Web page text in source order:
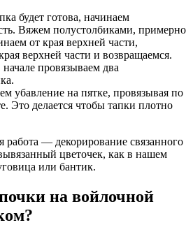
будет готова, начинаем
Вяжем полустолбиками, примерно
от края верхней части,
верхней части и возвращаемся.
провязываем два
убавление на пятке, провязывая по
Это делается чтобы тапки плотно
работа — декорирование связанного
цветочек, как в нашем
или бантик.
на войлочной